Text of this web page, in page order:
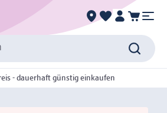
- dauerhaft günstig einkaufen